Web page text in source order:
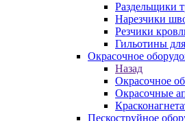
Раздельщики
Нарезчики
Резчики
Гильотины
Окрасочное
Назад
Окрасочное
Окрасочные
Пескоструйное